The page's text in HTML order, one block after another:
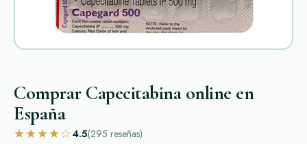
Comprar Capecitabina online en
España
★★★★☆4.5(295 reseñas)